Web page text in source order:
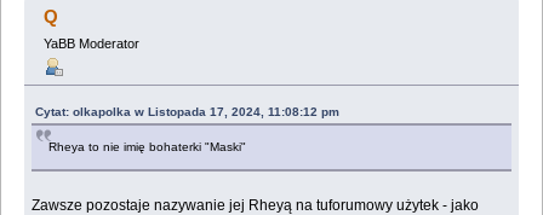
Q
YaBB Moderator
Cytat: olkapolka w Listopada 17, 2024, 11:08:12 pm
Rheya to nie imię bohaterki "Maski"
Zawsze pozostaje nazywanie jej Rheyą na tuforumowy użytek - jako